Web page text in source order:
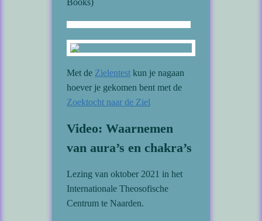
Books)
Met de Zielentest kun je nagaan
hoever je gekomen bent met de
Zoektocht naar de Ziel
Video: Waarnemen
van aura’s en chakra’s
Lezing van oktober 2021 in het
Internationale Theosofische
Centrum te Naarden.